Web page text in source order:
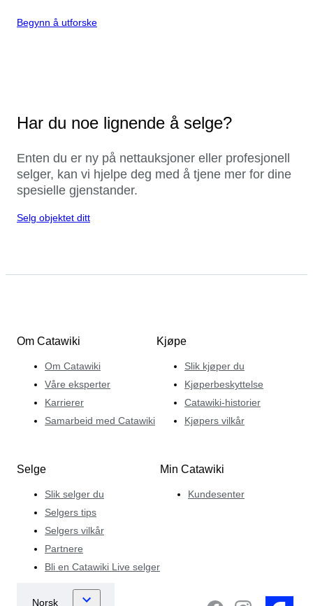
Begynn å utforske
Har du noe lignende å selge?
Enten du er ny på nettauksjoner eller profesjonell
selger, kan vi hjelpe deg med å tjene mer for dine
spesielle gjenstander.
Selg objektet ditt
Om Catawiki
Om Catawiki
Våre eksperter
Karrierer
Samarbeid med Catawiki
Kjøpe
Slik kjøper du
Kjøperbeskyttelse
Catawiki-historier
Kjøpers vilkår
Selge
Slik selger du
Selgers tips
Selgers vilkår
Partnere
Bli en Catawiki Live selger
Min Catawiki
Kundesenter